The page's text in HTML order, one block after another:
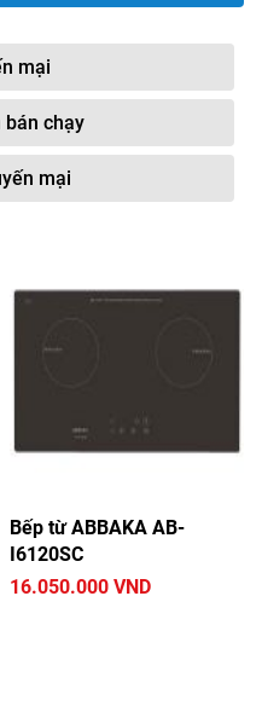
Bếp điện từ Giovani
Bếp điện từ ABBAKA
Bếp điện từ BATANI
Bếp điện từ Amica
Bếp điện từ BAUMATIC
mại
bán chạy
mại
Bếp từ ABBAKA AB-
I6120SC
16.050.000 VND